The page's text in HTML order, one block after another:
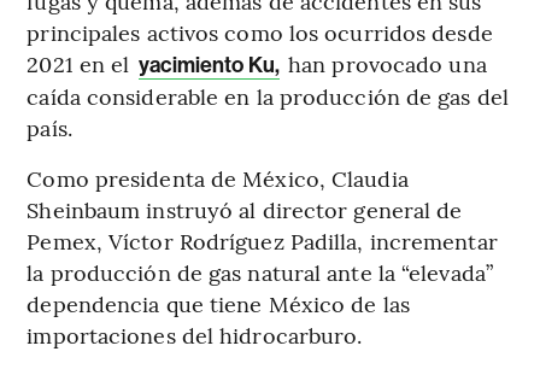
principales activos como los ocurridos desde
2021 en el yacimiento Ku, han provocado una
caída considerable en la producción de gas del
país.
Como presidenta de México, Claudia
Sheinbaum instruyó al director general de
Pemex, Víctor Rodríguez Padilla, incrementar
la producción de gas natural ante la “elevada”
dependencia que tiene México de las
importaciones del hidrocarburo.